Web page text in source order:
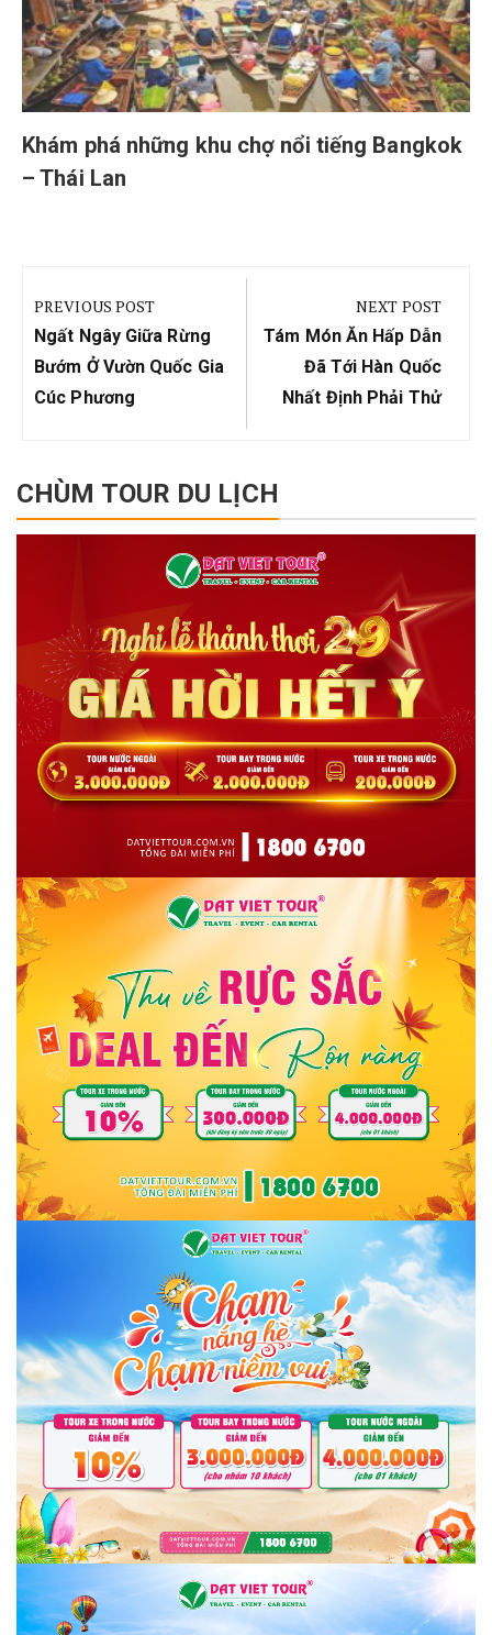
Khám phá những khu chợ nổi tiếng Bangkok
– Thái Lan
hướng
bài
viết
PREVIOUS POST
Previous
Post:
Ngất Ngây Giữa Rừng
Bướm Ở Vườn Quốc Gia
Cúc Phương
NEXT POST
Next
Post:
Tám Món Ăn Hấp Dẫn
Đã Tới Hàn Quốc
Nhất Định Phải Thử
CHÙM TOUR DU LỊCH